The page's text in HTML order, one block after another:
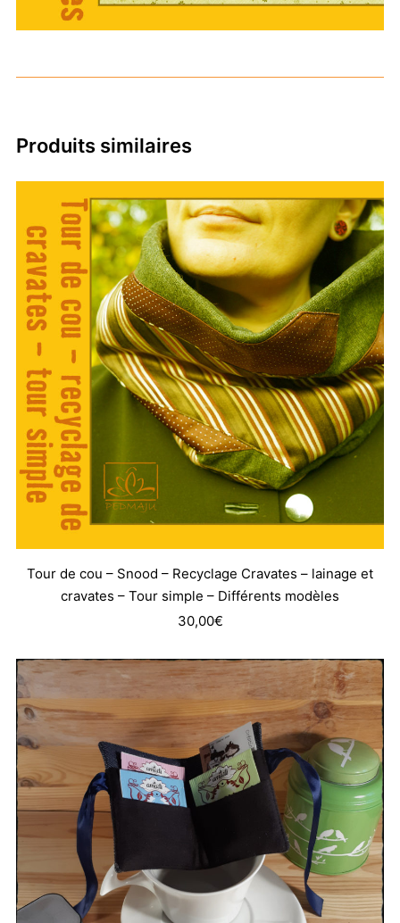
Produits similaires
Tour de cou – Snood – Recyclage Cravates – lainage et
cravates – Tour simple – Différents modèles
30,00€